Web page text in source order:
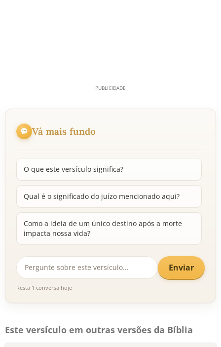
Vá mais fundo
O que este versículo significa?
Qual é o significado do juízo mencionado aqui?
Como a ideia de um único destino após a morte
impacta nossa vida?
Enviar
Resta 1 conversa hoje
Este versículo em outras versões da Bíblia